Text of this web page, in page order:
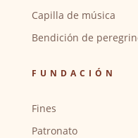
Capilla de música
Bendición de
FUNDACIÓN
Fines
Patronato